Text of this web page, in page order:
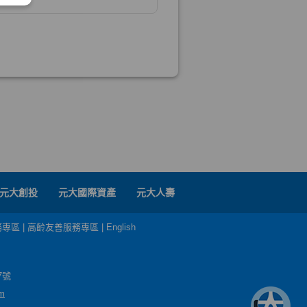
元大創投 元大國際資產 元大人壽
區 高齡友善服務專區 English
號